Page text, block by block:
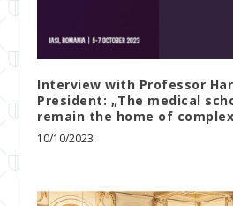
Interview with Professor
President: „The medical
remain the home of
10/10/2023